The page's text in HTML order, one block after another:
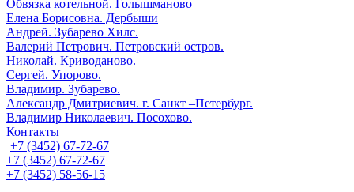
Обвязка котельной. Голышманово
Елена Борисовна. Дербыши
Андрей. Зубарево Хилс.
Валерий Петрович. Петровский остров.
Николай. Криводаново.
Сергей. Упорово.
Владимир. Зубарево.
Александр Дмитриевич. г. Санкт –Петербург.
Владимир Николаевич. Посохово.
Контакты
+7 (3452) 67-72-67
+7 (3452) 67-72-67
+7 (3452) 58-56-15